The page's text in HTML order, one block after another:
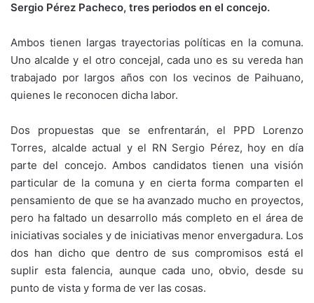
Sergio Pérez Pacheco, tres periodos en el concejo.
Ambos tienen largas trayectorias políticas en la comuna.
Uno alcalde y el otro concejal, cada uno es su vereda han
trabajado por largos años con los vecinos de Paihuano,
quienes le reconocen dicha labor.
Dos propuestas que se enfrentarán, el PPD Lorenzo
Torres, alcalde actual y el RN Sergio Pérez, hoy en día
parte del concejo. Ambos candidatos tienen una visión
particular de la comuna y en cierta forma comparten el
pensamiento de que se ha avanzado mucho en proyectos,
pero ha faltado un desarrollo más completo en el área de
iniciativas sociales y de iniciativas menor envergadura. Los
dos han dicho que dentro de sus compromisos está el
suplir esta falencia, aunque cada uno, obvio, desde su
punto de vista y forma de ver las cosas.